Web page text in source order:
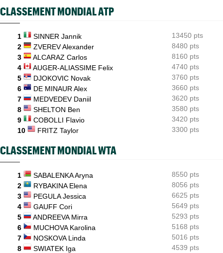
ATP - Cincinnati
08:21
ATP / WTA
Tous les résultats du vendredi 7 août 2026 et de la nuit
08:00
ATP - Blessure
Les galères continuent pour Sebastian Korda, opéré du dos
CLASSEMENT MONDIAL ATP
1 SINNER Jannik
13450 pts
2
ZVEREV Alexander
8480 pts
3
ALCARAZ Carlos
8160 pts
4
AUGER-ALIASSIME Felix
4740 pts
5
DJOKOVIC Novak
3760 pts
6
DE MINAUR Alex
3660 pts
7
MEDVEDEV Daniil
3620 pts
8
SHELTON Ben
3580 pts
9
COBOLLI Flavio
3420 pts
10
FRITZ Taylor 3300 pts
CLASSEMENT MONDIAL WTA
1 SABALENKA Aryna
8550 pts
2
RYBAKINA Elena
8056 pts
3
PEGULA Jessica
6625 pts
4
GAUFF Cori
5649 pts
5
ANDREEVA Mirra
5293 pts
6
MUCHOVA Karolina
5168 pts
7
NOSKOVA Linda
5016 pts
8
SWIATEK Iga
4539 pts